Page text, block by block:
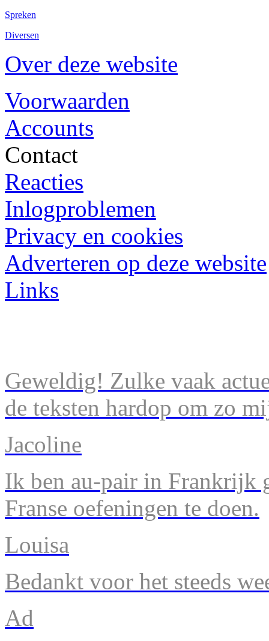
Spreken
Diversen
Over deze website
Voorwaarden
Accounts
Contact
Reacties
Inlogproblemen
Privacy en cookies
Adverteren op deze website
Links
Geweldig! Zulke vaak
de teksten hardop om zo
Jacoline
Ik ben au-pair in Frankrijk
Franse oefeningen te doen.
Louisa
Bedankt voor het steeds
Ad